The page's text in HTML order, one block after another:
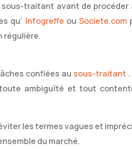
sous-traitant avant de procéder
qu’ Infogreffe ou Societe.com
régulière.
confiées au sous-traitant
ambiguïté et tout
les termes vagues et
du marché.